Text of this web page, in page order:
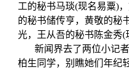
工的秘书马琰(现名易粟)
的秘书储传亨，黄敬的秘
光，王从吾的秘书陈金秀(
新闻界去了两位小记
柏生同学，别瞧她们年纪